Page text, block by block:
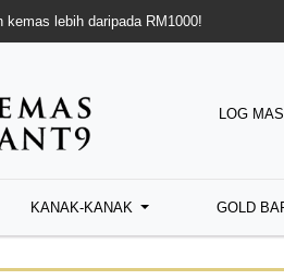
kemas lebih daripada RM1000!
LOG
KANAK-KANAK GOLD